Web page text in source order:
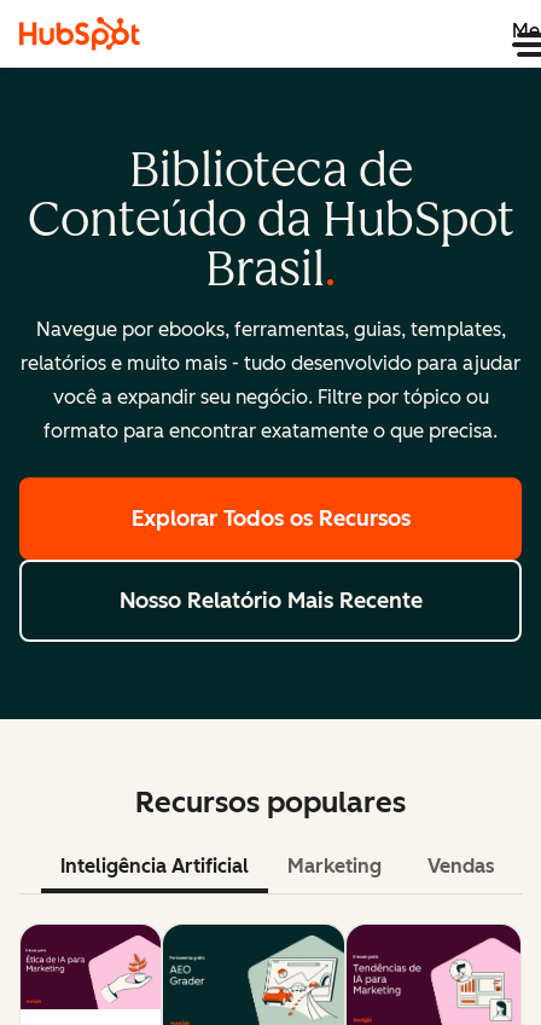
Biblioteca de
Conteúdo da HubSpot
Brasil
Navegue por ebooks, ferramentas, guias, templates,
relatórios e muito mais - tudo desenvolvido para ajudar
você a expandir seu negócio. Filtre por tópico ou
formato para encontrar exatamente o que precisa.
Explorar Todos os Recursos
Nosso Relatório Mais Recente
Recursos populares
Inteligência Artificial Marketing Vendas